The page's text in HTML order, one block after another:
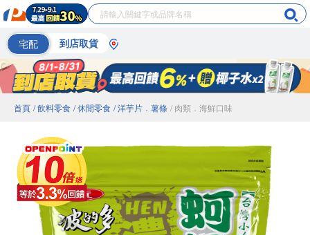
宅配 到店取貨
首頁 / 飲料零食 / 休閒零食 / 洋芋片．薯條 / 肉類．海鮮口味